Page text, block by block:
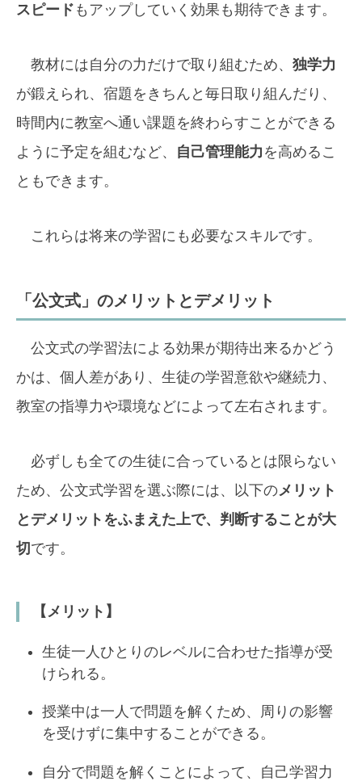
スピード もアップしていく効果も期待できます。
教材には自分の力だけで取り組むため、 独学力
が鍛えられ、宿題をきちんと毎日取り組んだり、
時間内に教室へ通い課題を終わらすことができる
ように予定を組むなど、 自己管理能力 を高めるこ
ともできます。
これらは将来の学習にも必要なスキルです。
「公文式」のメリットとデメリット
公文式の学習法による効果が期待出来るかどう
かは、個人差があり、生徒の学習意欲や継続力、
教室の指導力や環境などによって左右されます。
必ずしも全ての生徒に合っているとは限らない
ため、公文式学習を選ぶ際には、以下のメリット
とデメリットをふまえた上で、判断することが大
切です。
【メリット】
生徒一人ひとりのレベルに合わせた指導が受
けられる。
授業中は一人で問題を解くため、周りの影響
を受けずに集中することができる。
自分で問題を解くことによって、自己学習力